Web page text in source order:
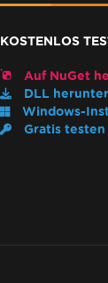
KOSTENLOS
Auf NuGet
DLL
Windows-
Gratis testen